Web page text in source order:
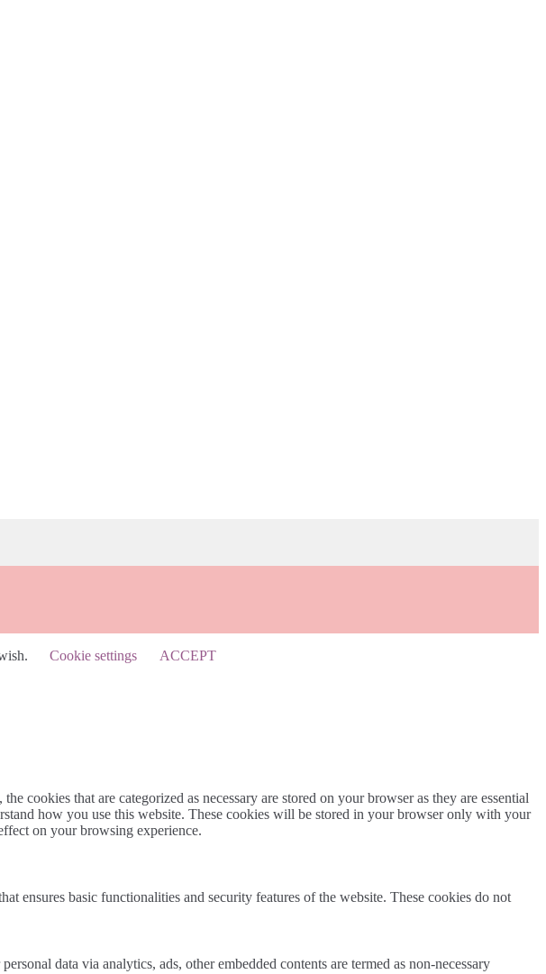
Cookie settings
ACCEPT
cookies that are categorized as necessary are stored on your browser as they are essential
how you use this website. These cookies will be stored in your browser only with your
on your browsing experience.
ensures basic functionalities and security features of the website. These cookies do not
data via analytics, ads, other embedded contents are termed as non-necessary